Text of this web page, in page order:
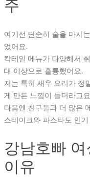
주
여기선 단순히 술을 마시
었어요.
칵테일 메뉴가 다양해서
대 이상으로 훌륭했어요.
저는 특히 새우 요리가 정
게 만든 느낌이 들더라고
다음엔 친구들과 더 많은
스테이크와 파스타도 인
강남호빠
이유